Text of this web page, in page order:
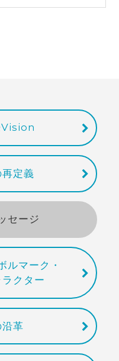
Vision
定義
セージ
ルマーク・
クター
革